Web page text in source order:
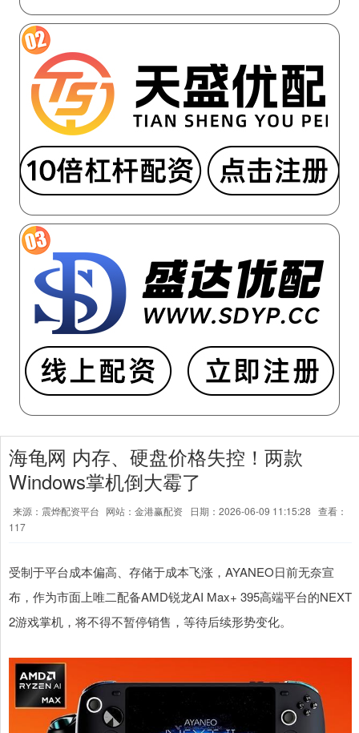
海龟网 内存、硬盘价格失控！两款
Windows掌机倒大霉了
来源：震烨配资平台 网站：金港赢配资 日期：2026-06-09 11:15:28 查看：
117
受制于平台成本偏高、存储于成本飞涨，AYANEO日前无奈宣
布，作为市面上唯二配备AMD锐龙AI Max+ 395高端平台的NEXT
2游戏掌机，将不得不暂停销售，等待后续形势变化。